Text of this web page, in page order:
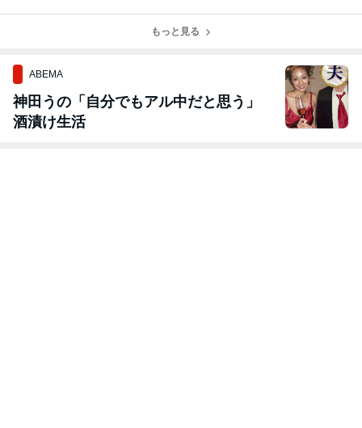
もっと見る
ABEMA
神田うの「自分でもアル中だと思う」
酒漬け生活